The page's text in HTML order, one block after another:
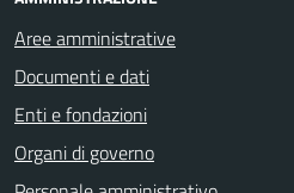
Aree amministrative
Documenti e dati
Enti e fondazioni
Organi di governo